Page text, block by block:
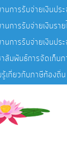
นการรับจ่ายเงินปร
นการรับจ่ายเงินรา
นการรับจ่ายเงินปร
าสัมพันธ์การจัดเก็บ
เกี่ยวกับภาษีท้องถิ่น